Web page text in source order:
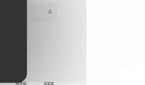
4